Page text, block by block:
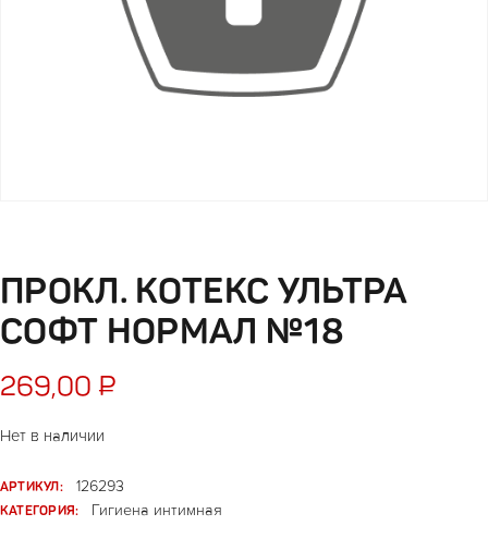
ПРОКЛ. КОТЕКС УЛЬТРА
СОФТ НОРМАЛ №18
269,00 ₽
Нет в наличии
АРТИКУЛ:
126293
КАТЕГОРИЯ:
Гигиена интимная